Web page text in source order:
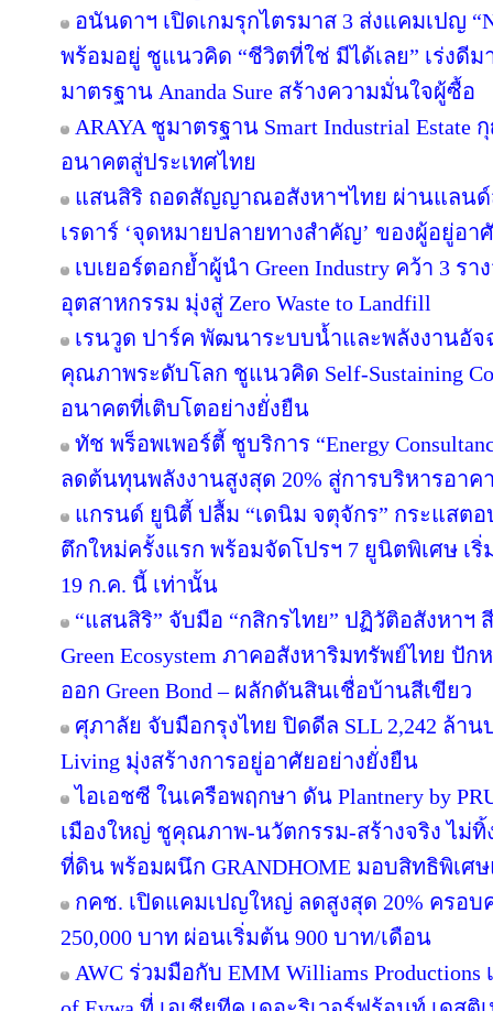
อนันดาฯ เปิดเกมรุกไตรมาส 3 ส่งแคมเปญ
พร้อมอยู่ ชูแนวคิด “ชีวิตที่ใช่ มีได้เลย” เร่งดี
มาตรฐาน Ananda Sure สร้างความมั่นใจผู้ซื้อ
ARAYA ชูมาตรฐาน Smart Industrial
อนาคตสู่ประเทศไทย
แสนสิริ ถอดสัญญาณอสังหาฯไทย ผ่านแลนด์
เรดาร์ ‘จุดหมายปลายทางสำคัญ’ ของผู้อยู่อ
เบเยอร์ตอกย้ำผู้นำ Green Industry คว้า 3 ร
อุตสาหกรรม มุ่งสู่ Zero Waste to Landfill
เรนวูด ปาร์ค พัฒนาระบบน้ำและพลังงานอั
คุณภาพระดับโลก ชูแนวคิด Self-Sustaining
อนาคตที่เติบโตอย่างยั่งยืน
ทัช พร็อพเพอร์ตี้ ชูบริการ “Energy
ลดต้นทุนพลังงานสูงสุด 20% สู่การบริหารอาค
แกรนด์ ยูนิตี้ ปลื้ม “เดนิม จตุจักร” กระแสตอ
ตึกใหม่ครั้งแรก พร้อมจัดโปรฯ 7 ยูนิตพิเศษ เริ่
19 ก.ค. นี้ เท่านั้น
“แสนสิริ” จับมือ “กสิกรไทย” ปฏิวัติอสังหาฯ
Green Ecosystem ภาคอสังหาริมทรัพย์ไทย ปัก
ออก Green Bond – ผลักดันสินเชื่อบ้านสีเขียว
ศุภาลัย จับมือกรุงไทย ปิดดีล SLL 2,242 ล้าน
Living มุ่งสร้างการอยู่อาศัยอย่างยั่งยืน
ไอเอชซี ในเครือพฤกษา ดัน Plantnery by
เมืองใหญ่ ชูคุณภาพ-นวัตกรรม-สร้างจริง ไม่ทิ้
ที่ดิน พร้อมผนึก GRANDHOME มอบสิทธิพิเศ
กคช. เปิดแคมเปญใหญ่ ลดสูงสุด 20% ครอบ
250,000 บาท ผ่อนเริ่มต้น 900 บาท/เดือน
AWC ร่วมมือกับ EMM Williams Productions